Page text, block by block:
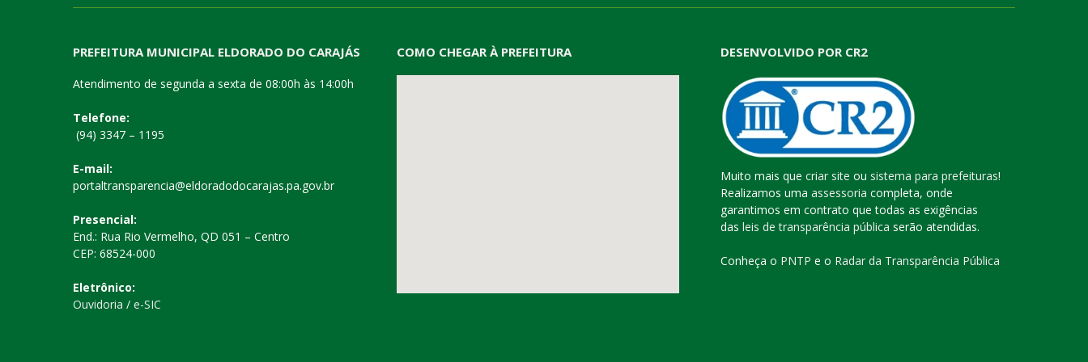
PREFEITURA MUNICIPAL ELDORADO DO CARAJÁS
Atendimento de segunda a sexta de 08:00h às 14:00h
Telefone:
(94) 3347 – 1195
E-mail:
portaltransparencia@eldoradodocarajas.pa.gov.br
Presencial:
End.: Rua Rio Vermelho, QD 051 – Centro
CEP: 68524-000
Eletrônico:
Ouvidoria / e-SIC
COMO CHEGAR À PREFEITURA DESENVOLVIDO POR CR2
Muito mais que criar site ou sistema para prefeituras!
Realizamos uma assessoria completa, onde
garantimos em contrato que todas as exigências
das leis de transparência pública serão atendidas.
Conheça o PNTP e o Radar da Transparência Pública